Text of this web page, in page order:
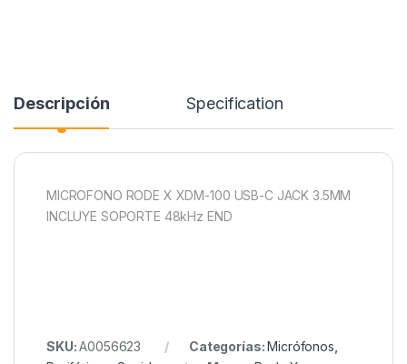
Descripción Specification
MICROFONO RODE X XDM-100 USB-C JACK 3.5MM
INCLUYE SOPORTE 48kHz END
SKU:A0056623 Categorías:Micrófonos